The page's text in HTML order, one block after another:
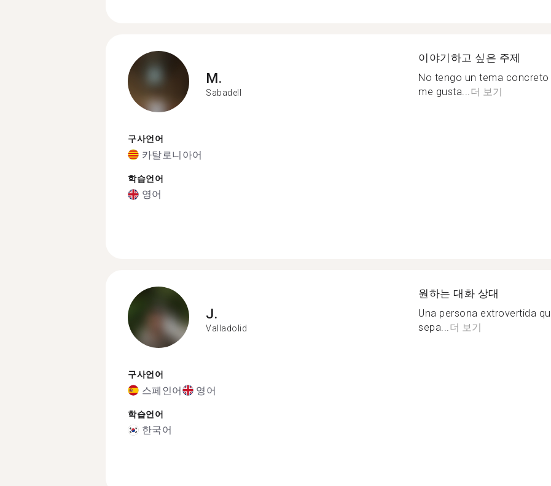
M.
Sabadell
구사언어
카탈로니아어
학습언어
영어
이야기하고 싶은 주제
No tengo un tema
me gusta...더 보기
J.
Valladolid
구사언어
스페인어 영어
학습언어
한국어
원하는 대화 상대
Una persona extrovertida
sepa...더 보기